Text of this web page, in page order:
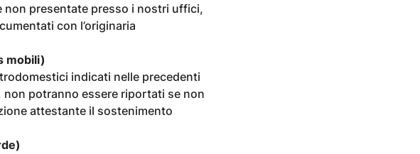
non presentate presso i nostri uffici,
con l’originaria
mobili)
indicati nelle precedenti
potranno essere riportati se non
attestante il sostenimento